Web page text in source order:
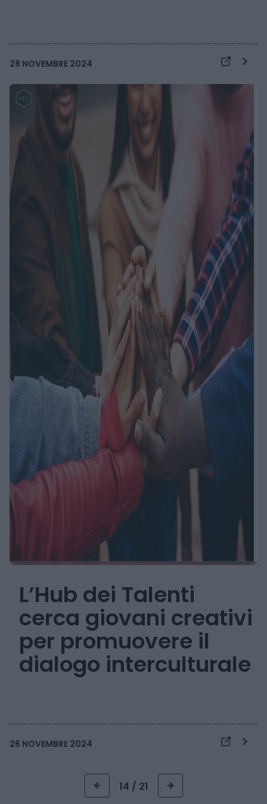
28 NOVEMBRE 2024
L’Hub dei Talenti
cerca giovani creativi
per promuovere il
dialogo interculturale
26 NOVEMBRE 2024
14 / 21